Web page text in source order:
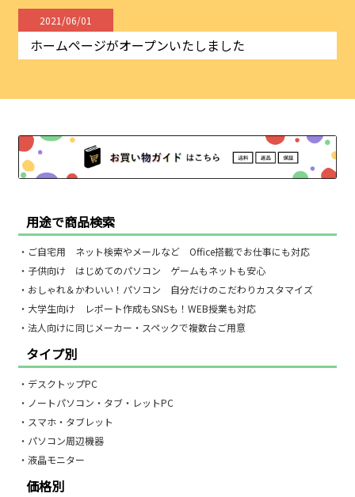
2021/06/01
ホームページがオープンいたしました
用途で商品検索
・ご自宅用 ネット検索やメールなど Office搭載でお仕事にも対応
・子供向け はじめてのパソコン ゲームもネットも安心
・おしゃれ＆かわいい！パソコン 自分だけのこだわりカスタマイズ
・大学生向け レポート作成もSNSも！WEB授業も対応
・法人向けに同じメーカー・スペックで複数台ご用意
タイプ別
・デスクトップPC
・ノートパソコン・タブ・レットPC
・スマホ・タブレット
・パソコン周辺機器
・液晶モニター
価格別